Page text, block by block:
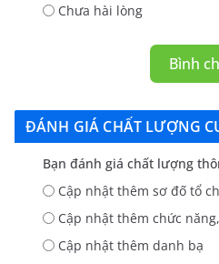
Chưa hài lòng
Bình
ĐÁNH GIÁ CHẤT LƯỢNG
Bạn đánh giá chất lượng
Cập nhật thêm sơ đố tổ
Cập nhật thêm chức
Cập nhật thêm danh bạ